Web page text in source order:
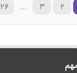
۲ ۳ ... ۲۶